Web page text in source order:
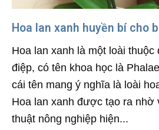
Hoa lan xanh huyền bí cho
Hoa lan xanh là một loài thuộc
điệp, có tên khoa học là
cái tên mang ý nghĩa là loài
Hoa lan xanh được tạo ra nhờ
thuật nông nghiệp hiện...